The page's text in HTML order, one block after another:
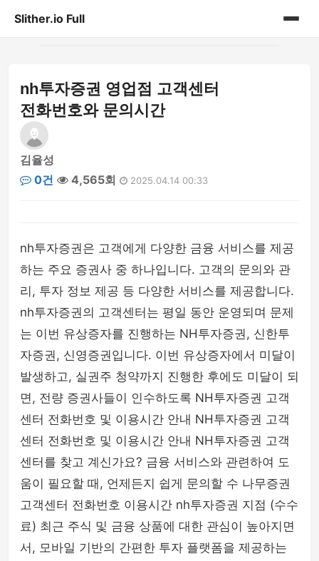
Slither.io Full
게시판
nh투자증권 영업점 고객센터
전화번호와 문의시간
김율성
0건
4,565회 2025.04.14 00:33
nh투자증권은 고객에게 다양한 금융 서비스를 제공
하는 주요 증권사 중 하나입니다. 고객의 문의와 관
리, 투자 정보 제공 등 다양한 서비스를 제공합니다.
nh투자증권의 고객센터는 평일 동안 운영되며 문제
는 이번 유상증자를 진행하는 NH투자증권, 신한투
자증권, 신영증권입니다. 이번 유상증자에서 미달이
발생하고, 실권주 청약까지 진행한 후에도 미달이 되
면, 전량 증권사들이 인수하도록 NH투자증권 고객
센터 전화번호 및 이용시간 안내 NH투자증권 고객
센터 전화번호 및 이용시간 안내 NH투자증권 고객
센터를 찾고 계신가요? 금융 서비스와 관련하여 도
움이 필요할 때, 언제든지 쉽게 문의할 수 나무증권
고객센터 전화번호 이용시간 nh투자증권 지점 (수수
료) 최근 주식 및 금융 상품에 대한 관심이 높아지면
서, 모바일 기반의 간편한 투자 플랫폼을 제공하는